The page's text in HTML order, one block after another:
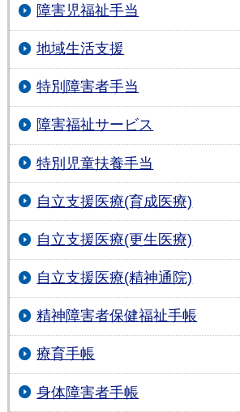
障害児福祉手当
地域生活支援
特別障害者手当
障害福祉サービス
特別児童扶養手当
自立支援医療(育成医療)
自立支援医療(更生医療)
自立支援医療(精神通院)
精神障害者保健福祉手帳
療育手帳
身体障害者手帳